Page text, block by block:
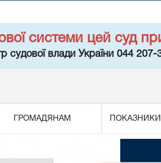
системи цей суд
судової влади України 044 207-
ГРОМАДЯНАМ ПОКАЗНИКИ